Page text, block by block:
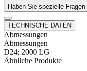
Haben Sie spezielle
TECHNISCHE DATEN
Abmessungen
Abmessungen
D24; 2000 LG
Ähnliche Produkte